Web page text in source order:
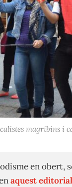
magribins i
en obert,
aquest